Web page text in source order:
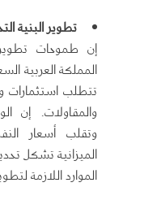
تطوير البنية
إن طموحات تطوير
تتطلب استثمارات
والمقاولات. إن
وتقلب أسعار
الميزانية تشكل
الموارد اللازمة